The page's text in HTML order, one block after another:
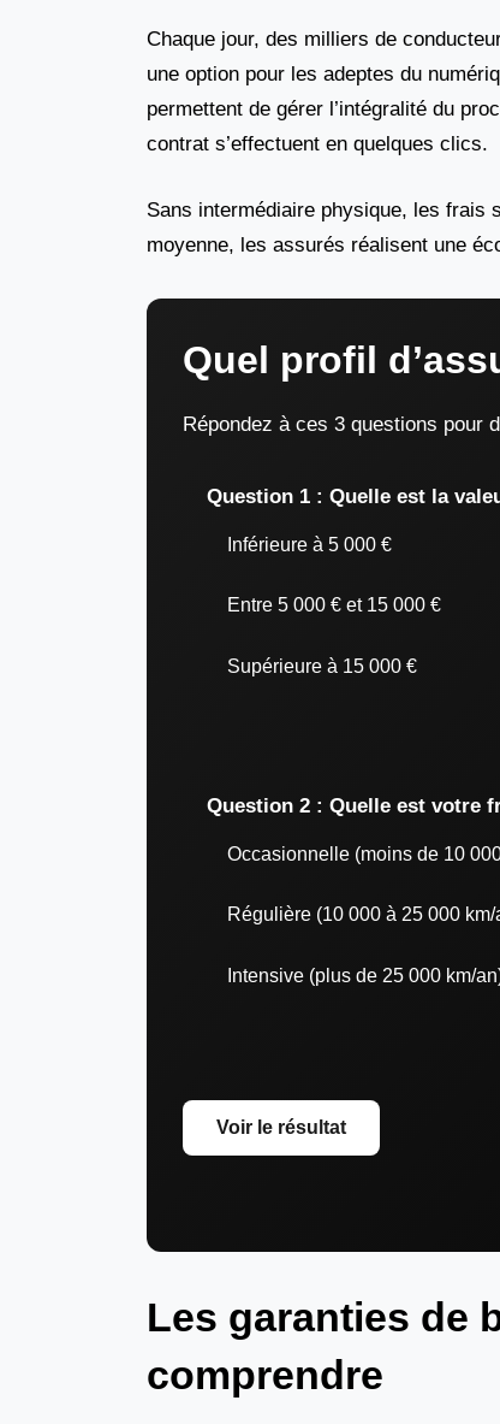
Chaque jour, des milliers de
une option pour les adeptes du
permettent de gérer l’intégralité du
contrat s’effectuent en quelques clics.
Sans intermédiaire physique, les frais
moyenne, les assurés réalisent une
Quel profil
Répondez à ces 3 questions pour
Question 1 : Quelle est la
Inférieure à 5 000 €
Entre 5 000 € et 15 000 €
Supérieure à 15 000 €
Question 2 : Quelle est votre
Occasionnelle (moins de 10
Régulière (10 000 à 25 000 km/
Intensive (plus de 25 000 km/
Voir le résultat
Les garanties de
comprendre